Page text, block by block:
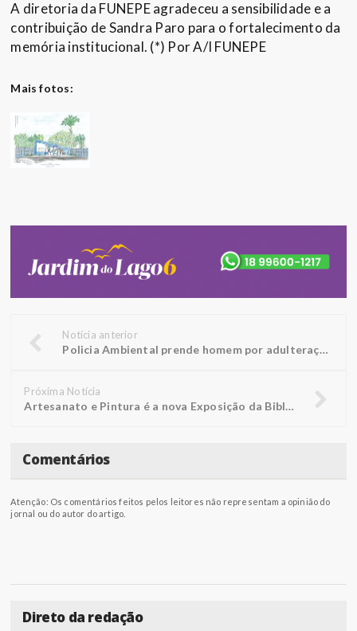
A diretoria da FUNEPE agradeceu a sensibilidade e a
contribuição de Sandra Paro para o fortalecimento da
memória institucional. (*) Por A/I FUNEPE
Mais fotos:
Notícia anterior
Policia Ambiental prende homem por adulteração de veículo
Próxima Notícia
Artesanato e Pintura é a nova Exposição da Biblioteca FUNEPE
Comentários
Atenção: Os comentários feitos pelos leitores não representam a opinião do
jornal ou do autor do artigo.
Direto da redação